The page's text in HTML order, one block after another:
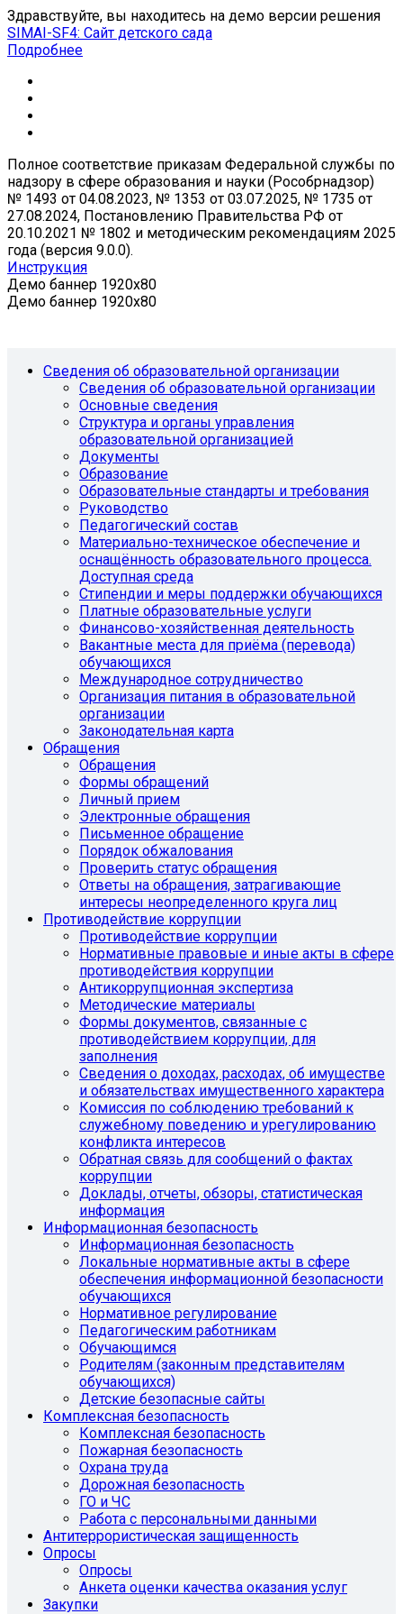
Здравствуйте, вы находитесь на демо версии решения
SIMAI-SF4: Сайт детского сада
Подробнее
Полное соответствие приказам Федеральной службы по
надзору в сфере образования и науки (Рособрнадзор)
№ 1493 от 04.08.2023, № 1353 от 03.07.2025, № 1735 от
27.08.2024, Постановлению Правительства РФ от
20.10.2021 № 1802 и методическим рекомендациям 2025
года (версия 9.0.0).
Инструкция
Демо баннер 1920x80
Демо баннер 1920x80
Сведения об образовательной организации
Сведения об образовательной организации
Основные сведения
Структура и органы управления
образовательной организацией
Документы
Образование
Образовательные стандарты и требования
Руководство
Педагогический состав
Материально-техническое обеспечение и
оснащённость образовательного процесса.
Доступная среда
Стипендии и меры поддержки обучающихся
Платные образовательные услуги
Финансово-хозяйственная деятельность
Вакантные места для приёма (перевода)
обучающихся
Международное сотрудничество
Организация питания в образовательной
организации
Законодательная карта
Обращения
Обращения
Формы обращений
Личный прием
Электронные обращения
Письменное обращение
Порядок обжалования
Проверить статус обращения
Ответы на обращения, затрагивающие
интересы неопределенного круга лиц
Противодействие коррупции
Противодействие коррупции
Нормативные правовые и иные акты в сфере
противодействия коррупции
Антикоррупционная экспертиза
Методические материалы
Формы документов, связанные с
противодействием коррупции, для
заполнения
Сведения о доходах, расходах, об имуществе
и обязательствах имущественного характера
Комиссия по соблюдению требований к
служебному поведению и урегулированию
конфликта интересов
Обратная связь для сообщений о фактах
коррупции
Доклады, отчеты, обзоры, статистическая
информация
Информационная безопасность
Информационная безопасность
Локальные нормативные акты в сфере
обеспечения информационной безопасности
обучающихся
Нормативное регулирование
Педагогическим работникам
Обучающимся
Родителям (законным представителям
обучающихся)
Детские безопасные сайты
Комплексная безопасность
Комплексная безопасность
Пожарная безопасность
Охрана труда
Дорожная безопасность
ГО и ЧС
Работа с персональными данными
Антитеррористическая защищенность
Опросы
Опросы
Анкета оценки качества оказания услуг
Закупки